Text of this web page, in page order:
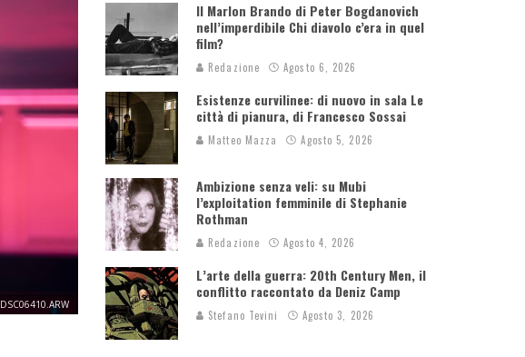
DSC06410.ARW
Il Marlon Brando di Peter Bogdanovich
nell’imperdibile Chi diavolo c’era in quel
film?
Redazione Agosto 6, 2026
Esistenze curvilinee: di nuovo in sala Le
città di pianura, di Francesco Sossai
Matteo Mazza Agosto 5, 2026
Ambizione senza veli: su Mubi
l’exploitation femminile di Stephanie
Rothman
Redazione Agosto 4, 2026
L’arte della guerra: 20th Century Men, il
conflitto raccontato da Deniz Camp
Stefano Tevini Agosto 3, 2026